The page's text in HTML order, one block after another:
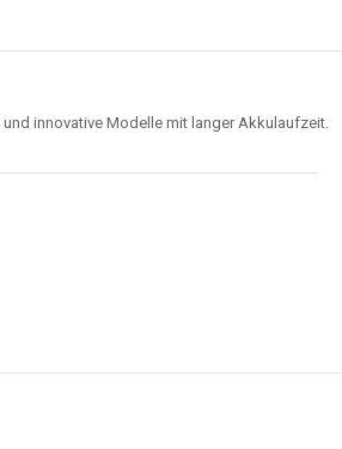
und innovative Modelle mit langer Akkulaufzeit.